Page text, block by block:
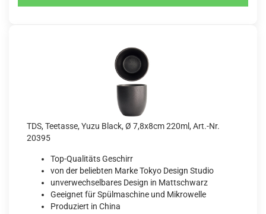
TDS, Teetasse, Yuzu Black, Ø 7,8x8cm 220ml, Art.-Nr.
20395
Top-Qualitäts Geschirr
von der beliebten Marke Tokyo Design Studio
unverwechselbares Design in Mattschwarz
Geeignet für Spülmaschine und Mikrowelle
Produziert in China